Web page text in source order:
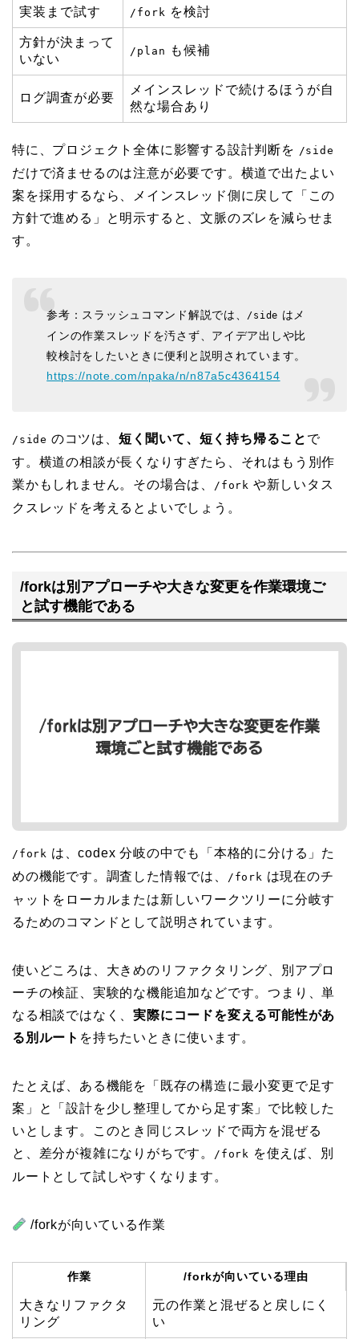
実装まで試す /fork を検討
方針が決まって
いない
/plan も候補
ログ調査が必要
メインスレッドで続けるほうが自
然な場合あり
特に、プロジェクト全体に影響する設計判断を /side
だけで済ませるのは注意が必要です。横道で出たよい
案を採用するなら、メインスレッド側に戻して「この
方針で進める」と明示すると、文脈のズレを減らせま
す。
参考：スラッシュコマンド解説では、 /side はメ
インの作業スレッドを汚さず、アイデア出しや比
較検討をしたいときに便利と説明されています。
https://note.com/npaka/n/n87a5c4364154
/side のコツは、 短く聞いて、短く持ち帰ること で
す。横道の相談が長くなりすぎたら、それはもう別作
業かもしれません。その場合は、
/fork や新しいタス
クスレッドを考えるとよいでしょう。
/forkは別アプローチや大きな変更を作業環境ご
と試す機能である
/fork は、codex 分岐の中でも「本格的に分ける」た
めの機能です。調査した情報では、
/fork は現在のチ
ャットをローカルまたは新しいワークツリーに分岐す
るためのコマンドとして説明されています。
使いどころは、大きめのリファクタリング、別アプロ
ーチの検証、実験的な機能追加などです。つまり、単
なる相談ではなく、実際にコードを変える可能性があ
る別ルート を持ちたいときに使います。
たとえば、ある機能を「既存の構造に最小変更で足す
案」と「設計を少し整理してから足す案」で比較した
いとします。このとき同じスレッドで両方を混ぜる
と、差分が複雑になりがちです。
/fork を使えば、別
ルートとして試しやすくなります。
/forkが向いている作業
作業 /forkが向いている理由
大きなリファクタ
リング
元の作業と混ぜると戻しにく
い